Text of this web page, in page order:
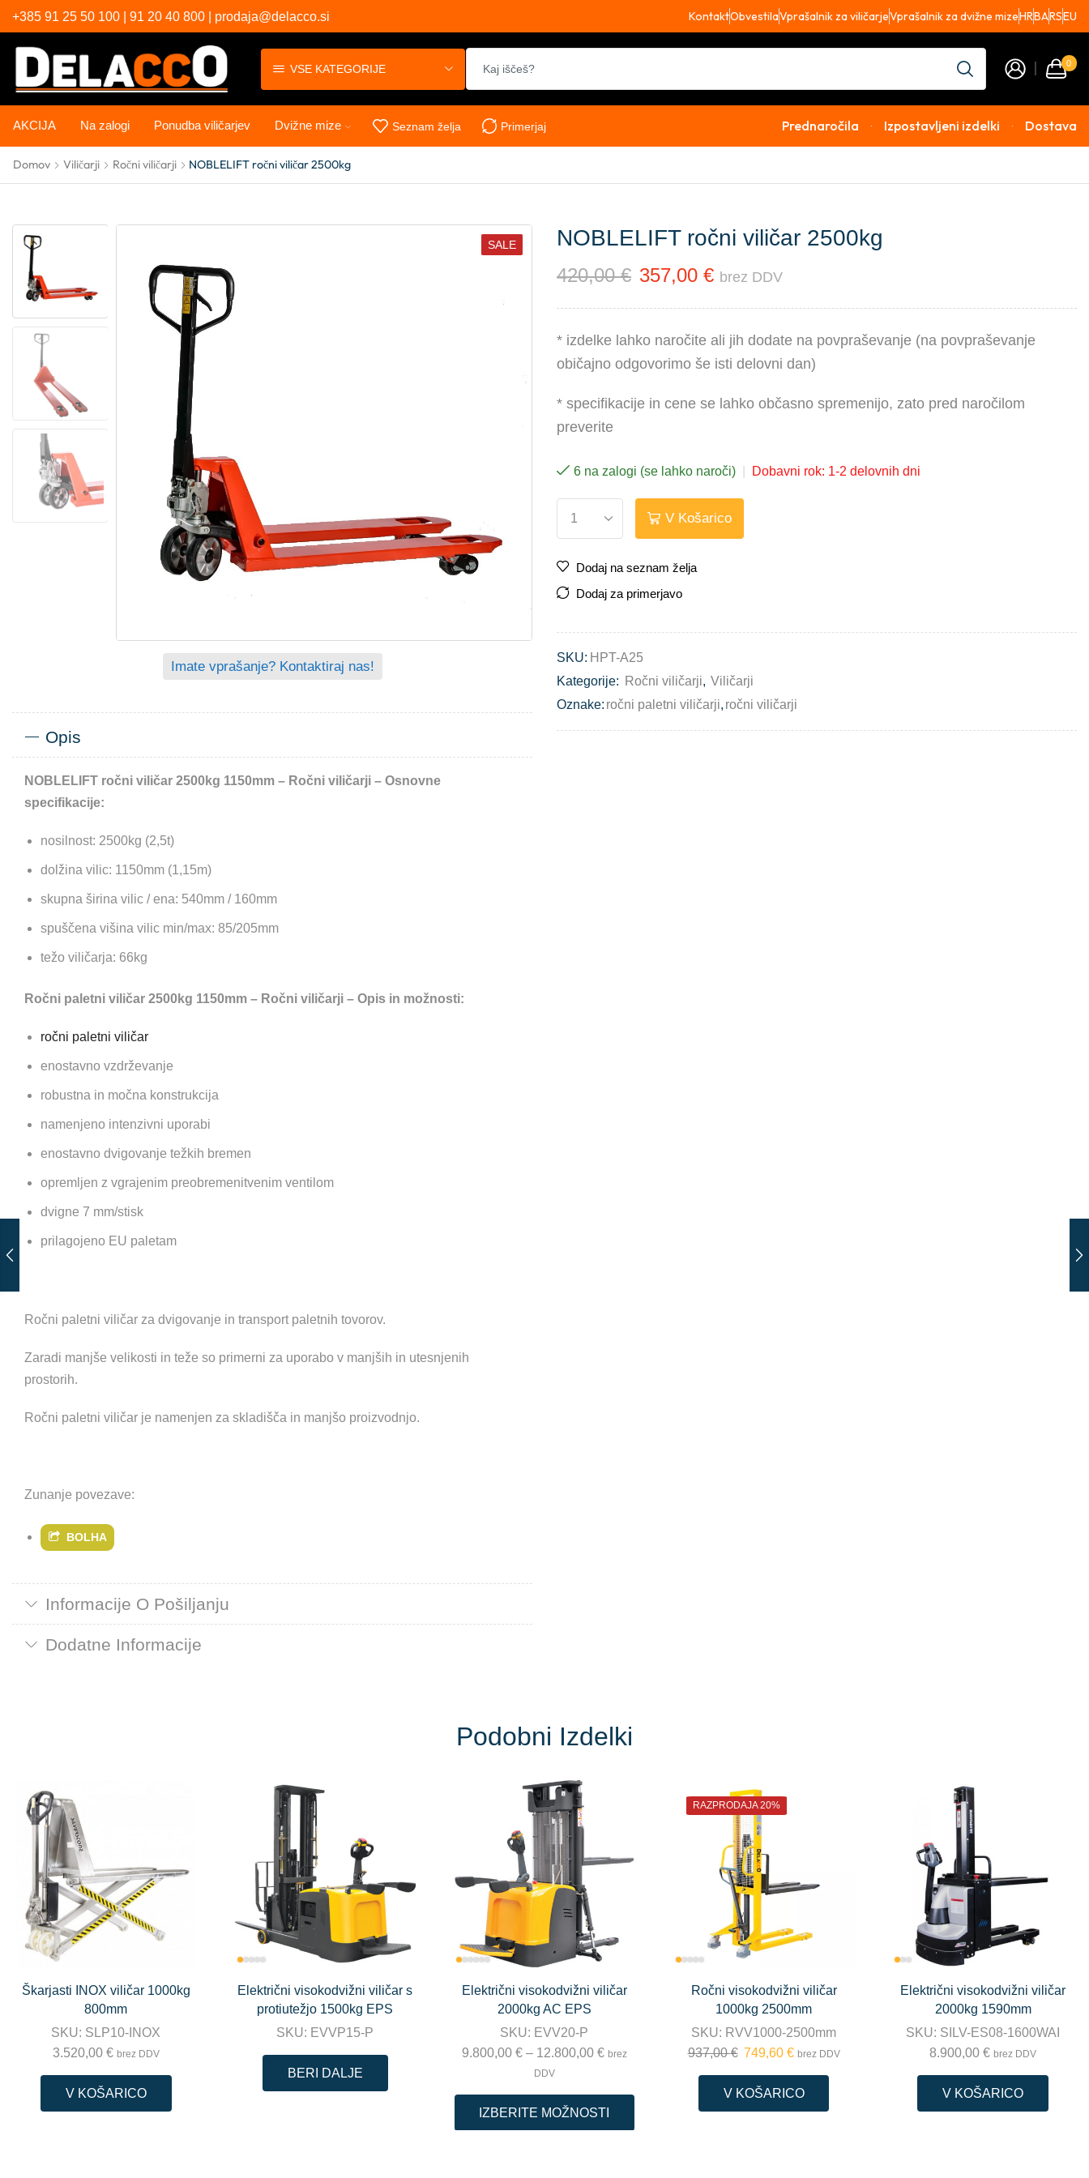
+385 91 25 50 100 | 91 20 40 800 | prodaja@delacco.si KontaktObvestilaVprašalnik za viličarjeVprašalnik za dvižne mizeHRBARSEU
VSE KATEGORIJE 0
AKCIJA Na zalogi Ponudba viličarjev Dvižne mize Seznam želja Primerjaj Prednaročila Izpostavljeni izdelki Dostava
Domov Viličarji Ročni viličarji NOBLELIFT ročni viličar 2500kg
SALE
Imate vprašanje? Kontaktiraj nas!
Opis
NOBLELIFT ročni viličar 2500kg 1150mm – Ročni viličarji – Osnovne
specifikacije:
nosilnost: 2500kg (2,5t)
dolžina vilic: 1150mm (1,15m)
skupna širina vilic / ena: 540mm / 160mm
spuščena višina vilic min/max: 85/205mm
težo viličarja: 66kg
Ročni paletni viličar 2500kg 1150mm – Ročni viličarji – Opis in možnosti:
ročni paletni viličar
enostavno vzdrževanje
robustna in močna konstrukcija
namenjeno intenzivni uporabi
enostavno dvigovanje težkih bremen
opremljen z vgrajenim preobremenitvenim ventilom
dvigne 7 mm/stisk
prilagojeno EU paletam
Ročni paletni viličar za dvigovanje in transport paletnih tovorov.
Zaradi manjše velikosti in teže so primerni za uporabo v manjših in utesnjenih
prostorih.
Ročni paletni viličar je namenjen za skladišča in manjšo proizvodnjo.
Zunanje povezave:
BOLHA
Informacije O Pošiljanju
Dodatne Informacije
NOBLELIFT ročni viličar 2500kg
420,00€ 357,00 € brez DDV
* izdelke lahko naročite ali jih dodate na povpraševanje (na povpraševanje
običajno odgovorimo še isti delovni dan)
* specifikacije in cene se lahko občasno spremenijo, zato pred naročilom
preverite
6 na zalogi (se lahko naroči) Dobavni rok: 1-2 delovnih dni
V Košarico
Dodaj na seznam želja
Dodaj za primerjavo
SKU: HPT-A25
Kategorije:
Ročni viličarji, Viličarji
Oznake: ročni paletni viličarji, ročni viličarji
Podobni Izdelki
Škarjasti INOX viličar 1000kg
800mm
SKU: SLP10-INOX
3.520,00 € brez DDV
V KOŠARICO
Električni visokodvižni viličar s
protiutežjo 1500kg EPS
SKU: EVVP15-P
BERI DALJE
Električni visokodvižni viličar
2000kg AC EPS
SKU: EVV20-P
9.800,00 € – 12.800,00 € brez
DDV
IZBERITE MOŽNOSTI
RAZPRODAJA 20%
Ročni visokodvižni viličar
1000kg 2500mm
SKU: RVV1000-2500mm
937,00€ 749,60 € brez DDV
V KOŠARICO
Električni visokodvižni viličar
2000kg 1590mm
SKU: SILV-ES08-1600WAI
8.900,00€ brez DDV
V KOŠARICO